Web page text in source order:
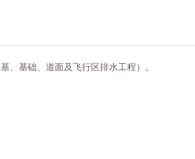
、基础、道面及飞行区排水工程）。